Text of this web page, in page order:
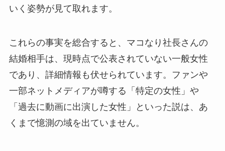
いく姿勢が見て取れます。
これらの事実を総合すると、マコなり社長さんの
結婚相手は、現時点で公表されていない一般女性
であり、詳細情報も伏せられています。ファンや
一部ネットメディアが噂する「特定の女性」や
「過去に動画に出演した女性」といった説は、あ
くまで憶測の域を出ていません。